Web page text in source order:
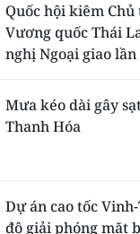
Quốc hội kiêm
Vương quốc Thái
nghị Ngoại giao
Mưa kéo dài gây
Thanh Hóa
Dự án cao tốc
độ giải phóng mặt